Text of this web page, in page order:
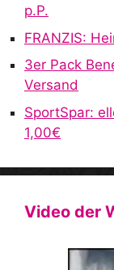
p.P.
FRANZIS:
3er Pack
Versand
SportSpar:
1,00€
Video der